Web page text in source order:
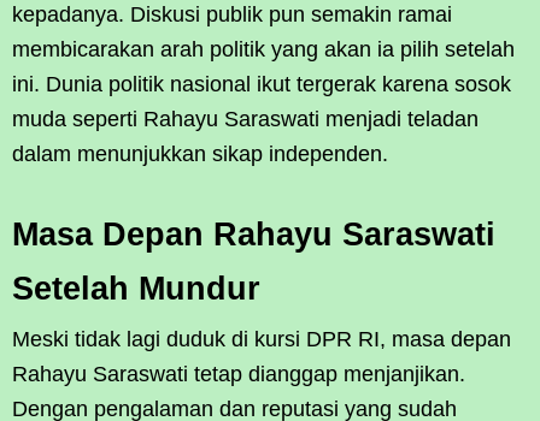
kepadanya. Diskusi publik pun semakin ramai
membicarakan arah politik yang akan ia pilih setelah
ini. Dunia politik nasional ikut tergerak karena sosok
muda seperti Rahayu Saraswati menjadi teladan
dalam menunjukkan sikap independen.
Masa Depan Rahayu Saraswati
Setelah Mundur
Meski tidak lagi duduk di kursi DPR RI, masa depan
Rahayu Saraswati tetap dianggap menjanjikan.
Dengan pengalaman dan reputasi yang sudah